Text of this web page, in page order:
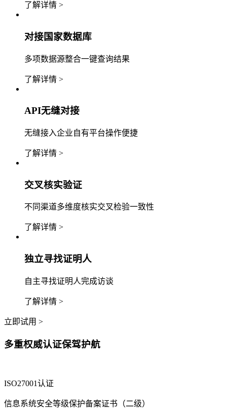
了解详情 >
对接国家数据库
多项数据源整合一键查询结果
了解详情 >
API无缝对接
无缝接入企业自有平台操作便捷
了解详情 >
交叉核实验证
不同渠道多维度核实交叉检验一致性
了解详情 >
独立寻找证明人
自主寻找证明人完成访谈
了解详情 >
立即试用 >
多重权威认证保驾护航
ISO27001认证
信息系统安全等级保护备案证书（二级）